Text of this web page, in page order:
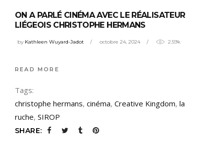
ON A PARLÉ CINÉMA AVEC LE RÉALISATEUR
LIÉGEOIS CHRISTOPHE HERMANS
by Kathleen Wuyard-Jadot octobre 24, 2024 2.59k
READ MORE
Tags:
christophe hermans, cinéma, Creative Kingdom, la
ruche, SIROP
SHARE: